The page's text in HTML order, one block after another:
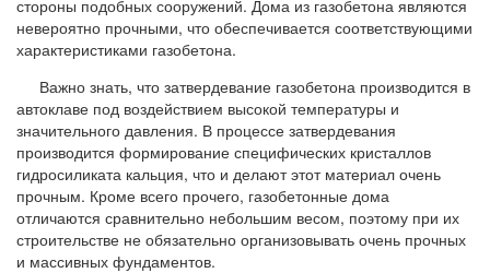
стороны подобных сооружений. Дома из газобетона являются
невероятно прочными, что обеспечивается соответствующими
характеристиками газобетона.
Важно знать, что затвердевание газобетона производится в
автоклаве под воздействием высокой температуры и
значительного давления. В процессе затвердевания
производится формирование специфических кристаллов
гидросиликата кальция, что и делают этот материал очень
прочным. Кроме всего прочего, газобетонные дома
отличаются сравнительно небольшим весом, поэтому при их
строительстве не обязательно организовывать очень прочных
и массивных фундаментов.